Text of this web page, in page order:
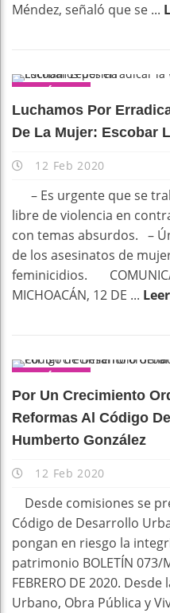
Méndez, señaló que se ...
Luchamos Por
De La Mujer: Escobar
12 Feb 2020
– Es urgente que se
libre de violencia en
con temas absurdos. –
de los asesinatos de
feminicidios.
MICHOACÁN, 12 DE ...
Por Un Crecimiento
Reformas Al Código
Humberto González
12 Feb 2020
Desde comisiones se
Código de Desarrollo
pongan en riesgo la
patrimonio BOLETÍN 073/
FEBRERO DE 2020.
Urbano, Obra Pública y